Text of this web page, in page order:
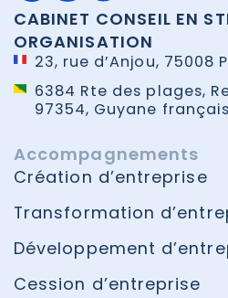
CABINET CONSEIL EN
ORGANISATION
23, rue d’Anjou, 75008
6384 Rte des plages,
97354, Guyane
Accompagnements
Création d’entreprise
Transformation
Développement
Cession d’entreprise